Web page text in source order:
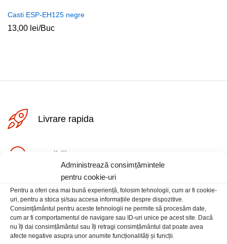
Administrează consimțămintele
pentru cookie-uri
Pentru a oferi cea mai bună experiență, folosim tehnologii, cum ar fi cookie-
uri, pentru a stoca și/sau accesa informațiile despre dispozitive.
Consimțământul pentru aceste tehnologii ne permite să procesăm date,
cum ar fi comportamentul de navigare sau ID-uri unice pe acest site. Dacă
nu îți dai consimțământul sau îți retragi consimțământul dat poate avea
afecte negative asupra unor anumite funcționalități și funcții.
Casti ESP-EH125 negre
13,00 lei/Buc
Livrare rapida
Posibilitate retur
Plata securizata
Suport telefonic